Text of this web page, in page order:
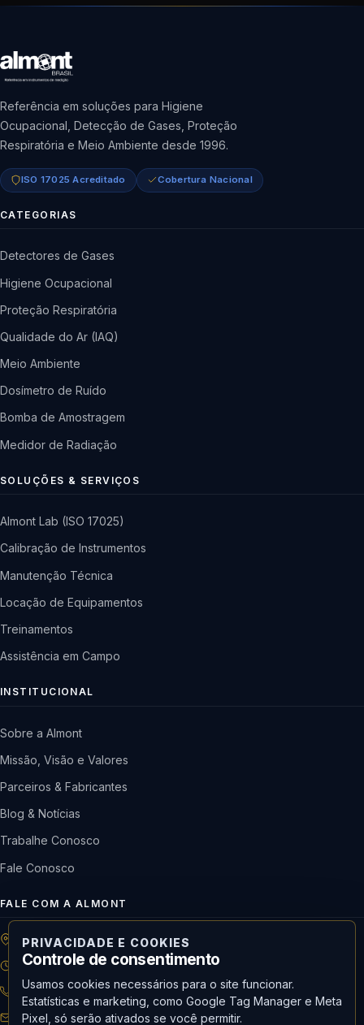
Referência em soluções para Higiene
Ocupacional, Detecção de Gases, Proteção
Respiratória e Meio Ambiente desde 1996.
ISO 17025 Acreditado Cobertura Nacional
CATEGORIAS
Detectores de Gases
Higiene Ocupacional
Proteção Respiratória
Qualidade do Ar (IAQ)
Meio Ambiente
Dosímetro de Ruído
Bomba de Amostragem
Medidor de Radiação
SOLUÇÕES & SERVIÇOS
Almont Lab (ISO 17025)
Calibração de Instrumentos
Manutenção Técnica
Locação de Equipamentos
Treinamentos
Assistência em Campo
INSTITUCIONAL
Sobre a Almont
Missão, Visão e Valores
Parceiros & Fabricantes
Blog & Notícias
Trabalhe Conosco
Fale Conosco
FALE COM A ALMONT
R: Horácio de Castilho, 284 Vila Maria | São Paulo-SP
08h às 18h | Seg. a Qui. | 08h às 17h | Sex.
11 3488-9300 RECEPÇÃO
recepcao@almont.com.br
PRIVACIDADE E COOKIES
Controle de consentimento
Usamos cookies necessários para o site funcionar.
Estatísticas e marketing, como Google Tag Manager e Meta
Pixel, só serão ativados se você permitir.